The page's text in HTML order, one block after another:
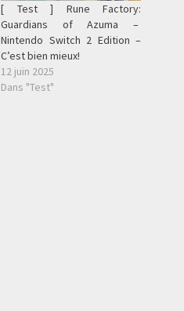
[ Test ] Rune Factory:
Guardians of Azuma –
Nintendo Switch 2 Edition –
C’est bien mieux!
12 juin 2025
Dans "Test"